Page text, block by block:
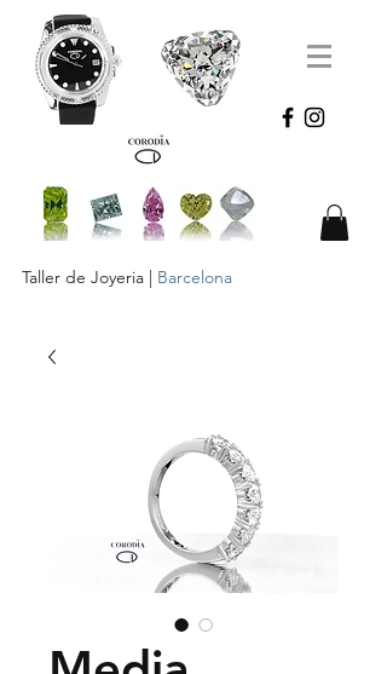
Taller de Joyeria | Barcelona